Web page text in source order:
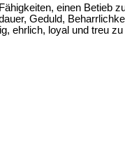
einen Betieb
Geduld,
ehrlich, loyal und treu